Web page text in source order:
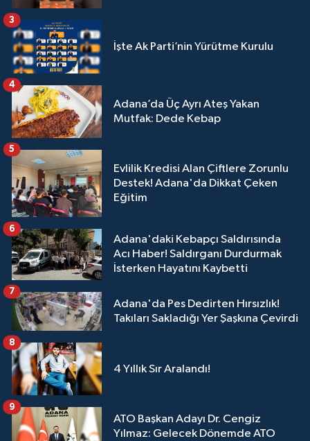
İşte Ak Parti’nin Yürütme Kurulu
3
Adana’da Üç Ayrı Ateş Yakan
Mutfak: Dede Kebap
4
Evlilik Kredisi Alan Çiftlere Zorunlu
Destek! Adana'da Dikkat Çeken
Eğitim
5
Adana'daki Kebapçı Saldırısında
Acı Haber! Saldırganı Durdurmak
İsterken Hayatını Kaybetti
6
Adana'da Pes Dedirten Hırsızlık!
Takıları Sakladığı Yer Şaşkına Çevirdi
7
4 Yıllık Sır Aralandı!
8
ATO Başkan Adayı Dr. Cengiz
Yılmaz: Gelecek Dönemde ATO
9